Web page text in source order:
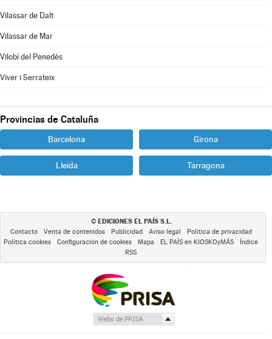
Vilassar de Dalt
Vilassar de Mar
Vilobí del Penedès
Viver i Serrateix
Provincias de Cataluña
Barcelona Girona
Lleida Tarragona
© EDICIONES EL PAÍS S.L.
Contacto Venta de contenidos Publicidad Aviso legal
Política de privacidad
Política cookies
Configuración de cookies Mapa EL PAÍS en KIOSKOyMÁS
Índice
RSS